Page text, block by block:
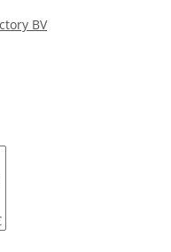
BV
Schwerlaststützen